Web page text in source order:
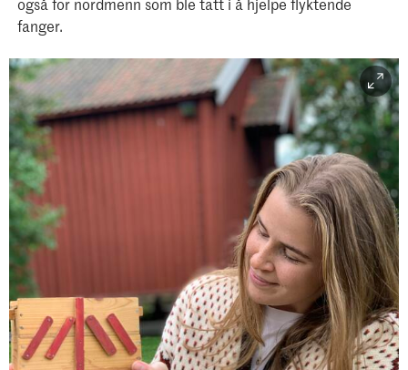
også for nordmenn som ble tatt i å hjelpe flyktende
fanger.